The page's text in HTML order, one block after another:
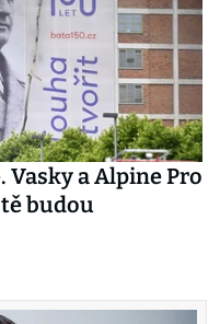
Vasky a Alpine Pro
budou